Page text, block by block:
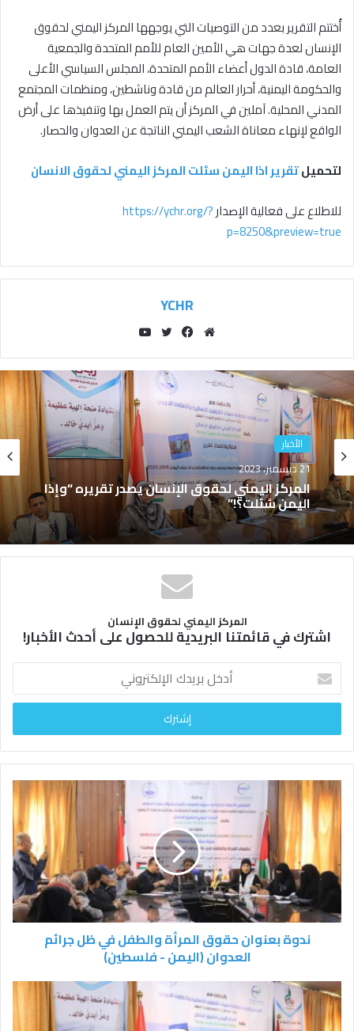
أُختتم التقرير بعدد من التوصيات التي يوجهها المركز اليمني لحقوق
الإنسان لعدة جهات هي الأمين العام للأمم المتحدة والجمعية
العامة، قادة الدول أعضاء الأمم المتحدة، المجلس السياسي الأعلى
والحكومة اليمنية، أحرار العالم من قادة وناشطين، ومنظمات المجتمع
المدني المحلية. آملين في المركز أن يتم العمل بها وتنفيذها على أرض
الواقع لإنهاء معاناة الشعب اليمني الناتجة عن العدوان والحصار.
لتحميلتقرير اذا اليمن سئلت المركز اليمني لحقوق الانسان
للاطلاع على فعالية الإصدارhttps://ychr.org/?
p=8250&preview=true
YCHR
مو
الوي
في
وك
توي
الأخبار
21 ديسمبر، 2023
المركز اليمني لحقوق الإنسان يصدر تقريره “وإذا
اليمن سُئلت؟!”
بيانات وبلاغات
10 أكتوبر، 2022
بلاغ إشهار دراسة مجلس الأمن والعدوان على
اليمن ـ غارات وقراراتالمركز اليمني لحقوق الإنسان
اشترك في قائمتنا البريدية للحصول على أحدث الأخبار!
خ
ب
ر
ي
د
ك
ل
ك
ر
ندوة بعنوان حقوق المرأة والطفل في ظل جرائم
العدوان (اليمن - فلسطين)